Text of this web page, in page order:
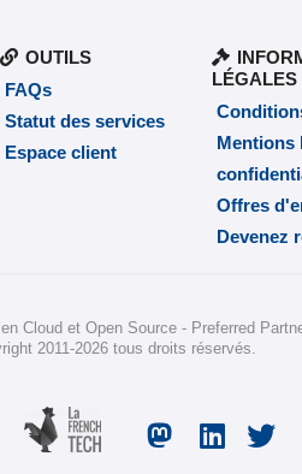
OUTILS
FAQs
Statut des services
Espace client
LÉGALES
Mentions
Offres
Devenez
Cloud et Open Source - Preferred
2011-2026tous droits réservés.